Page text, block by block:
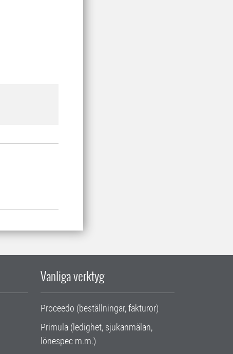
Vanliga verktyg
Proceedo (beställningar, fakturor)
Primula (ledighet, sjukanmälan,
lönespec m.m.)